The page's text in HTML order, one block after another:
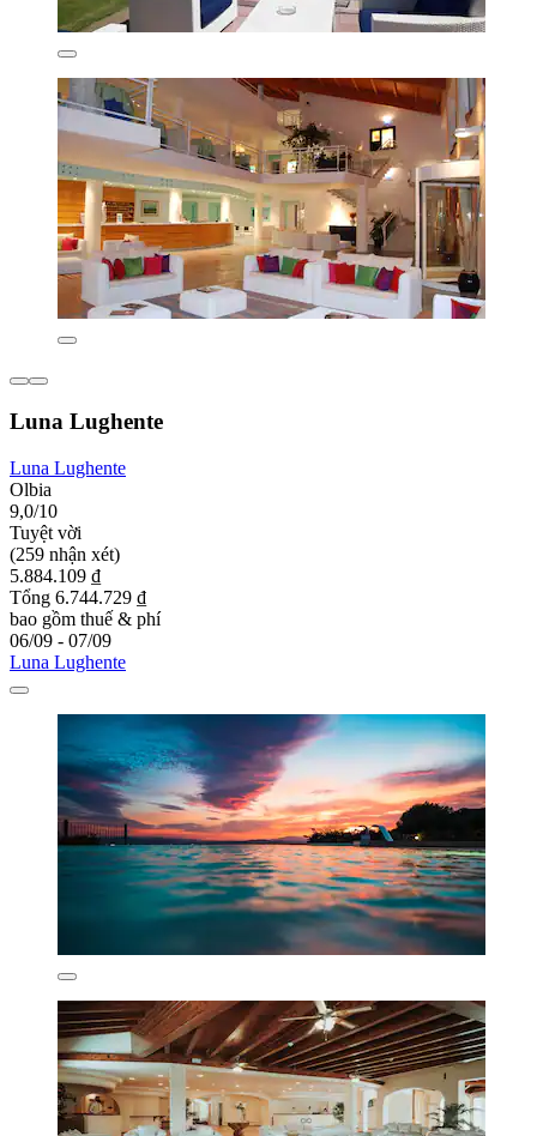
Luna Lughente
Luna Lughente
Olbia
9,0/10
Tuyệt vời
(259 nhận xét)
5.884.109 ₫
Tổng 6.744.729 ₫
bao gồm thuế & phí
06/09 - 07/09
Luna Lughente